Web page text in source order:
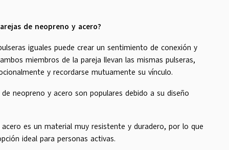
de neopreno y acero?
iguales puede crear un sentimiento de conexión y
miembros de la pareja llevan las mismas pulseras,
y recordarse mutuamente su vínculo.
de neopreno y acero son populares debido a su diseño
acero es un material muy resistente y duradero, por lo que
ideal para personas activas.